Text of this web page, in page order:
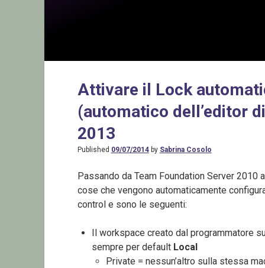
Attivare il Lock
(automatico dell’editor
2013
Published 09/07/2014by Sabrina Cosolo
Passando da Team Foundation Server 2010
cose che vengono automaticamente
control e sono le seguenti:
Il workspace creato dal programmatore
sempre per default Local
Private = nessun’altro sulla stessa